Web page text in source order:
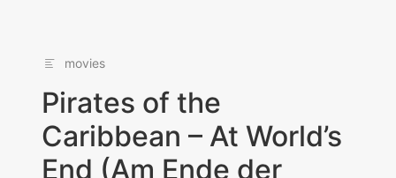
movies
Pirates of the
Caribbean – At World’s
End (Am Ende der